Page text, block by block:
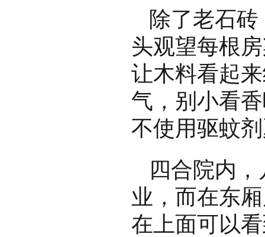
除了老石
头观望每根
让木料看起
气，别小看
不使用驱蚊
四合院内
业，而在东
在上面可以